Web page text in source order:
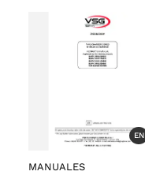
EN
MANUALES